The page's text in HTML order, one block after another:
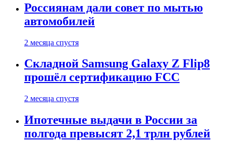
Россиянам дали совет по мытью
автомобилей
2 месяца спустя
Складной Samsung Galaxy Z Flip8
прошёл сертификацию FCC
2 месяца спустя
Ипотечные выдачи в России за
полгода превысят 2,1 трлн рублей